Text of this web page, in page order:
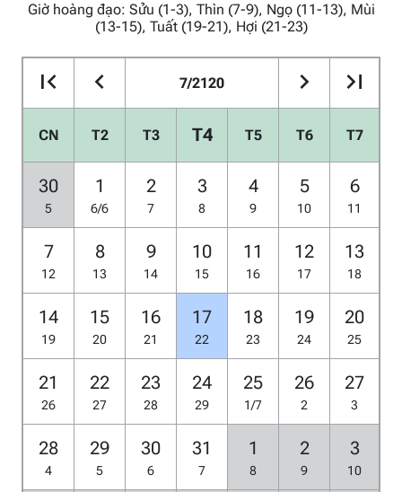
Giờ hoàng đạo: Sửu (1-3), Thìn (7-9), Ngọ (11-13), Mùi
(13-15), Tuất (19-21), Hợi (21-23)
7/2120
CN T2 T3 T4 T5 T6 T7
30
5
1
6/6
2
7
3
8
4
9
5
10
6
11
7
12
8
13
9
14
10
15
11
16
12
17
13
18
14
19
15
20
16
21
17
22
18
23
19
24
20
25
21
26
22
27
23
28
24
29
25
1/7
26
2
27
3
28
4
29
5
30
6
31
7
1
8
2
9
3
10